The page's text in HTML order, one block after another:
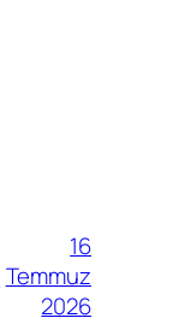
16
Temmuz
2026